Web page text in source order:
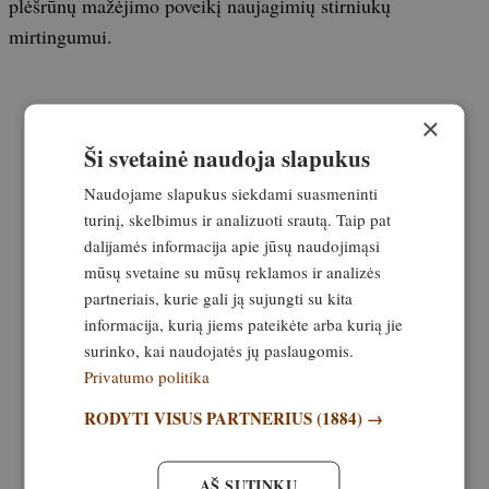
plėšrūnų mažėjimo poveikį naujagimių stirniukų
mirtingumui.
×
Ši svetainė naudoja slapukus
Naudojame slapukus siekdami suasmeninti
turinį, skelbimus ir analizuoti srautą. Taip pat
dalijamės informacija apie jūsų naudojimąsi
mūsų svetaine su mūsų reklamos ir analizės
partneriais, kurie gali ją sujungti su kita
informacija, kurią jiems pateikėte arba kurią jie
surinko, kai naudojatės jų paslaugomis.
Privatumo politika
RODYTI VISUS PARTNERIUS(1884) →
AŠ SUTINKU